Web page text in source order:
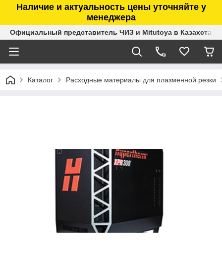
Наличие и актуальность цены уточняйте у
менеджера
Официальный представитель ЧИЗ и Mitutoya в Казахстане
Каталог Расходные материалы для плазменной резки